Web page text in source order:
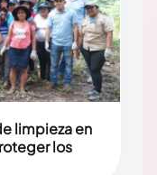
limpieza en
los